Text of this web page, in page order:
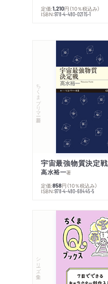
定価:1,210円 （10％税込み）
ISBN:978-4-480-02115-1
ちくまプリマー新書
宇宙最強物質決定戦
高水裕一著
定価:858円 （10％税込み）
ISBN:978-4-480-68445-5
シリーズ・全集